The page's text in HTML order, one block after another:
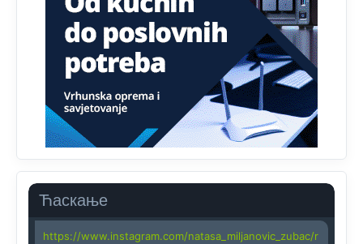
Ћаскање
zahtjeva optičkih skenera.
Анонимно2818605 јуче
11:45
Ovo pravilo jeste unijelo opravdan strah, posebno kada
su u pitanju starije osobe, osobe sa slabijim vidom ili
drhtavom rukom
Анонимно2819033 јуче 12:24
Yes,nekada je bila corava kutija za IZBORE a danas su
coravi biraci.
Анонимно2819162
https://www.instagram.com/natasa_miljanovic_zubac/r